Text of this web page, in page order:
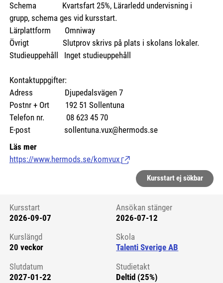
Schema Kvartsfart 25%, Lärarledd undervisning i
grupp, schema ges vid kursstart.
Lärplattform Omniway
Övrigt Slutprov skrivs på plats i skolans lokaler.
Studieuppehåll Inget studieuppehåll
Kontaktuppgifter:
Adress Djupedalsvägen 7
Postnr + Ort 192 51 Sollentuna
Telefon nr. 08 623 45 70
E-post sollentuna.vux@hermods.se
Läs mer
https://www.hermods.se/komvux (Länk till extern sida.)
Kursstart ej sökbar
Kursstart 6274571
Kursstart
2026-09-07
Ansökan stänger
2026-07-12
Kurslängd
20 veckor
Skola
Talenti Sverige AB
Slutdatum
2027-01-22
Studietakt
Deltid (25%)